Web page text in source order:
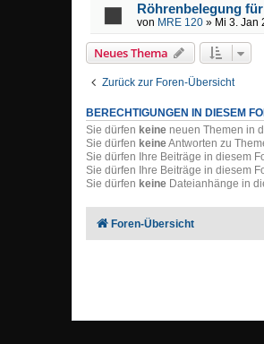
Röhrenbelegung für
von MRE 120 » Mi 3. Jan
Neues Thema
Zurück zur Foren-Übersicht
BERECHTIGUNGEN IN DIESEM
Sie dürfen keine neuen Themen in
Sie dürfen keineAntworten zu
Sie dürfen Ihre Beiträge in diesem
Sie dürfen Ihre Beiträge in diesem
Sie dürfen keine Dateianhänge in
Foren-Übersicht